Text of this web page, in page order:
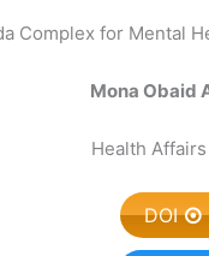
Complex for Mental
Mona Obaid
Health
DOI